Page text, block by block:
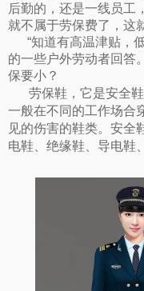
后勤的，还是一线员工
就不属于劳保费了，这
“知道有高温津贴，
的一些户外劳动者回答
保要小？
劳保鞋，它是安全
一般在不同的工作场合
见的伤害的鞋类。安全
电鞋、绝缘鞋、导电鞋